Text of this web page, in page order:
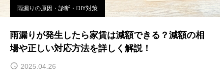
雨漏りの原因・診断・DIY対策
雨漏りが発生したら家賃は減額できる？減額の相
場や正しい対応方法を詳しく解説！
2025.04.26